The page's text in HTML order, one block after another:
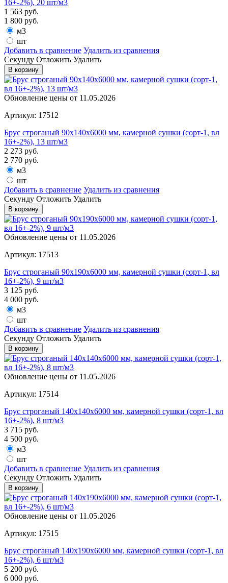
16+-2%), 20 шт/м3
1 563 руб.
1 800 руб.
м3
шт
Добавить в сравнение Удалить из сравнения
Cекунду Отложить Удалить
В корзину
Обновление цены от 11.05.2026
Артикул: 17512
Брус строганый 90х140х6000 мм, камерной сушки (сорт-1, вл
16+-2%), 13 шт/м3
2 273 руб.
2 770 руб.
м3
шт
Добавить в сравнение Удалить из сравнения
Cекунду Отложить Удалить
В корзину
Обновление цены от 11.05.2026
Артикул: 17513
Брус строганый 90х190х6000 мм, камерной сушки (сорт-1, вл
16+-2%), 9 шт/м3
3 125 руб.
4 000 руб.
м3
шт
Добавить в сравнение Удалить из сравнения
Cекунду Отложить Удалить
В корзину
Обновление цены от 11.05.2026
Артикул: 17514
Брус строганый 140х140х6000 мм, камерной сушки (сорт-1, вл
16+-2%), 8 шт/м3
3 715 руб.
4 500 руб.
м3
шт
Добавить в сравнение Удалить из сравнения
Cекунду Отложить Удалить
В корзину
Обновление цены от 11.05.2026
Артикул: 17515
Брус строганый 140х190х6000 мм, камерной сушки (сорт-1, вл
16+-2%), 6 шт/м3
5 200 руб.
6 000 руб.